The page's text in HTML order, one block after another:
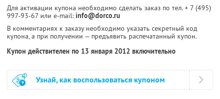
Для активации купона необходимо сделать заказ по тел. + 7 (495)
997-93-67 или e-mail: info@dorco.ru
В комментариях к заказу необходимо указать секретный код
купона, а при получении — предъявить распечатанный купон.
Купон действителен по 13 января 2012 включительно
Узнай, как воспользоваться купоном